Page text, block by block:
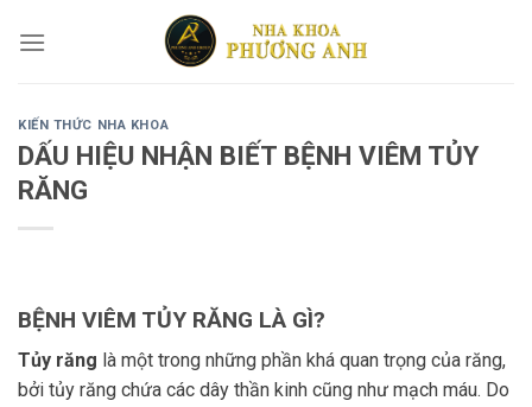
KIẾN THỨC NHA KHOA
DẤU HIỆU NHẬN BIẾT BỆNH VIÊM TỦY
RĂNG
BỆNH VIÊM TỦY RĂNG LÀ GÌ?
Tủy răng là một trong những phần khá quan trọng của răng,
bởi tủy răng chứa các dây thần kinh cũng như mạch máu. Do